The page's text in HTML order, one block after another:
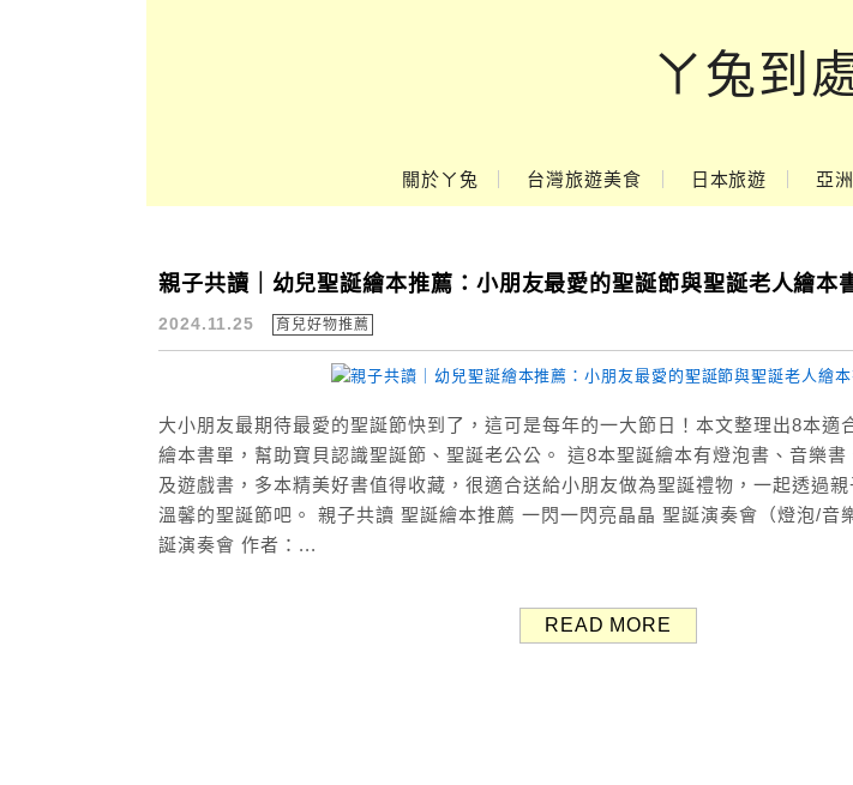
ㄚ兔到
關於ㄚ兔 台灣旅遊美食 日本旅遊 亞
親子共讀
親子共讀｜幼兒聖誕繪本推薦：小朋友最愛的聖誕節與聖誕老人繪本
2024.11.25 育兒好物推薦
大小朋友最期待最愛的聖誕節快到了，這可是每年的一大節日！本文整理出8本適
繪本書單，幫助寶貝認識聖誕節、聖誕老公公。 這8本聖誕繪本有燈泡書、音樂
及遊戲書，多本精美好書值得收藏，很適合送給小朋友做為聖誕禮物，一起透過
溫馨的聖誕節吧。 親子共讀 聖誕繪本推薦 一閃一閃亮晶晶 聖誕演奏會（燈泡/音
誕演奏會 作者：...
READ MORE